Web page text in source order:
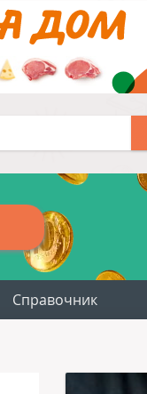
Справочник